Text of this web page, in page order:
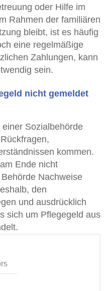
oder Hilfe im
Rahmen der familiären
bleibt, ist es häufig
eine regelmäßige
Zahlungen, kann
sein.
nicht gemeldet
Sozialbehörde
kommen.
Ende nicht
Nachweise
den
und ausdrücklich
sich um Pflegegeld aus